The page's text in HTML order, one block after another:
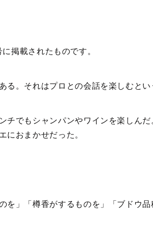
掲載されたものです。
る。それはプロとの会話を楽しむとい
チでもシャンパンやワインを楽しんだ
におまかせだった。
を」「樽香がするものを」「ブドウ